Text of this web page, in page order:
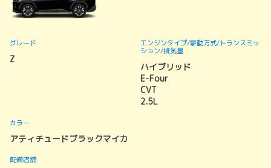
グレード
Z
エンジンタイプ/駆動方式/トランスミッ
ション/排気量
ハイブリッド
E-Four
CVT
2.5L
カラー
アティチュードブラックマイカ
配備店舗